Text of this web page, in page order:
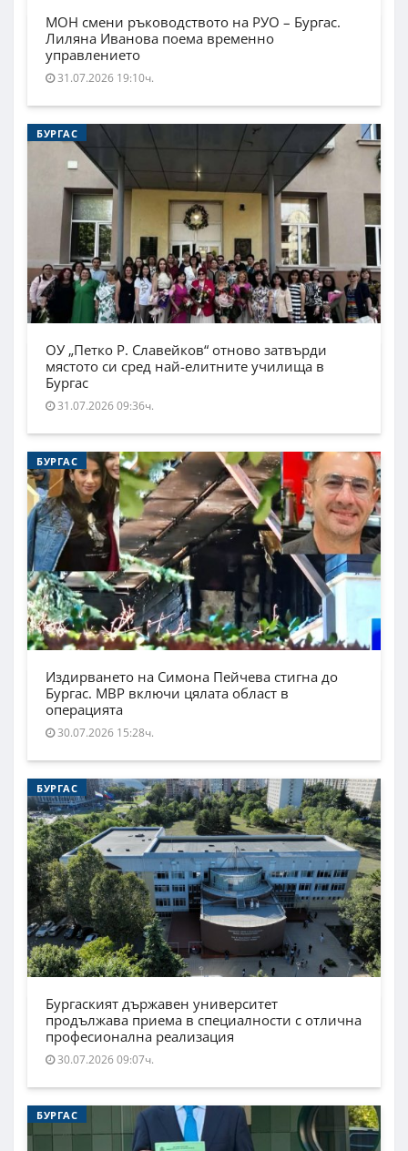
МОН смени ръководството на РУО – Бургас.
Лиляна Иванова поема временно
управлението
31.07.2026 19:10ч.
БУРГАС
ОУ „Петко Р. Славейков“ отново затвърди
мястото си сред най-елитните училища в
Бургас
31.07.2026 09:36ч.
БУРГАС
Издирването на Симона Пейчева стигна до
Бургас. МВР включи цялата област в
операцията
30.07.2026 15:28ч.
БУРГАС
Бургаският държавен университет
продължава приема в специалности с отлична
професионална реализация
30.07.2026 09:07ч.
БУРГАС